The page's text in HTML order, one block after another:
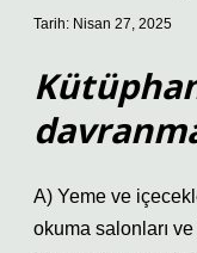
Tarih: Nisan 27, 2025
A) Yeme ve
okuma salonları